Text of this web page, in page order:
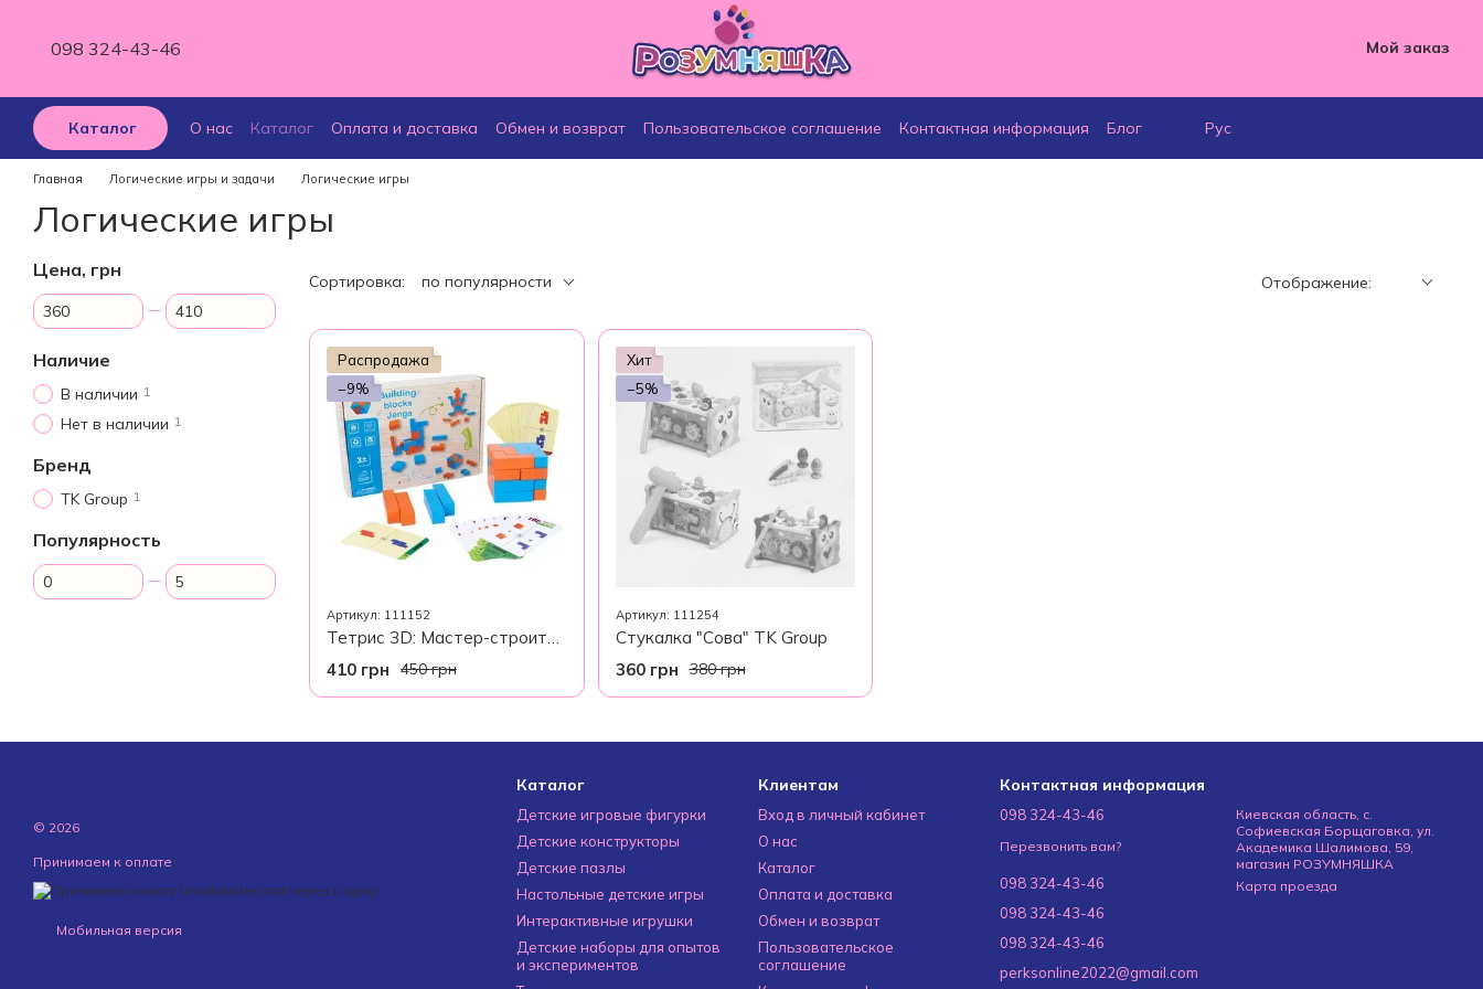
098 324-43-46 Мой заказ
Каталог О нас Каталог Оплата и доставка Обмен и возврат Пользовательское соглашение Контактная информация
Блог
Рус
Главная Логические игры и задачи Логические игры
Логические игры
Сортировка: по популярности Отображение:
Распродажа
−9%
Артикул: 111152
450 грн
410 грн
Хит
−5%
Артикул: 111254
Стукалка "Сова" TK Group
380 грн
360 грн
Цена, грн
От Цена, грн
До Цена, грн
Наличие
В наличии 1
Нет в наличии 1
Бренд
TK Group 1
Популярность
От Популярность
До Популярность
© 2026
Принимаем к оплате
Мобильная версия
Каталог
Детские игровые фигурки
Детские конструкторы
Детские пазлы
Настольные детские игры
Интерактивные игрушки
Детские наборы для опытов
и экспериментов
Клиентам
Вход в личный кабинет
О нас
Каталог
Оплата и доставка
Обмен и возврат
Пользовательское
соглашение
Контактная информация
098 324-43-46
Перезвонить вам?
098 324-43-46
098 324-43-46
098 324-43-46
perksonline2022@gmail.com
Киевская область, с.
Софиевская Борщаговка, ул.
Академика Шалимова, 59,
магазин РОЗУМНЯШКА
Карта проезда